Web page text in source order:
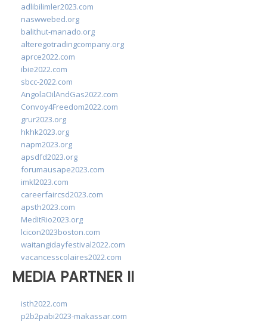
adlibilimler2023.com
naswwebed.org
balithut-manado.org
alteregotradingcompany.org
aprce2022.com
ibie2022.com
sbcc-2022.com
AngolaOilAndGas2022.com
Convoy4Freedom2022.com
grur2023.org
hkhk2023.org
napm2023.org
apsdfd2023.org
forumausape2023.com
imkl2023.com
careerfaircsd2023.com
apsth2023.com
MedItRio2023.org
lcicon2023boston.com
waitangidayfestival2022.com
vacancesscolaires2022.com
MEDIA PARTNER II
isth2022.com
p2b2pabi2023-makassar.com